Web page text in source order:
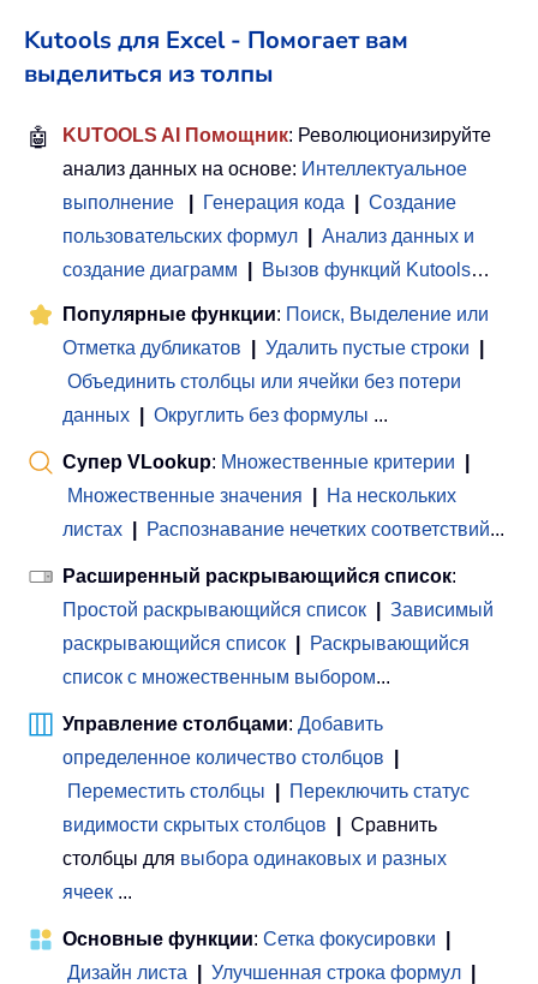
Kutools для Excel - Помогает вам
выделиться из толпы
🤖 KUTOOLS AI Помощник: Революционизируйте
анализ данных на основе: Интеллектуальное
выполнение
Генерация кода
Создание
пользовательских формул
Анализ данных и
создание диаграмм
Вызов функций Kutools…
Популярные функции: Поиск, Выделение или
Отметка дубликатов
Удалить пустые строки
Объединить столбцы или ячейки без потери
данных
Округлить без формулы ...
Супер VLookup: Множественные критерии
Множественные значения
На нескольких
листах
Распознавание нечетких соответствий...
Расширенный раскрывающийся список:
Простой раскрывающийся список
Зависимый
раскрывающийся список
Раскрывающийся
список с множественным выбором...
Управление столбцами: Добавить
определенное количество столбцов
Переместить столбцы
Переключить статус
видимости скрытых столбцов
Сравнить
столбцы для выбора одинаковых и разных
ячеек ...
Основные функции: Сетка фокусировки
Дизайн листа
Улучшенная строка формул